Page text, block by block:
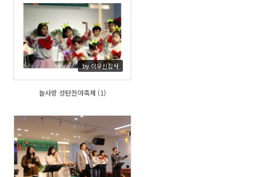
by 이우신집사
409
늘사랑 성탄전야축제 (1)
493